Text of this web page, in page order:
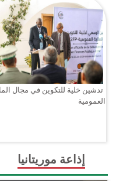
تدشين خلية للتكوين في مجال
العمومية
إذاعة موريتانيا